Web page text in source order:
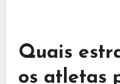
interno eficaz, os
pelo estresse